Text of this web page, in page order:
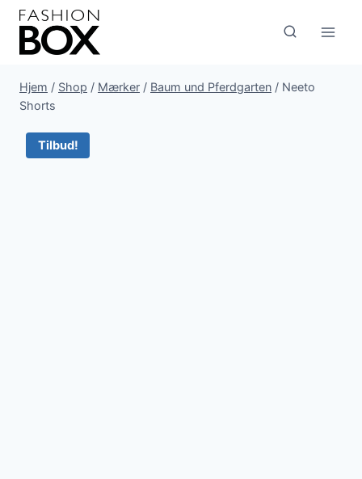
Fortsæt
indhold
Hjem / Shop / Mærker / Baum und Pferdgarten / Neeto
Shorts
Tilbud!